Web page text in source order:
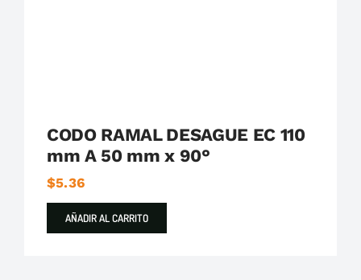
CODO RAMAL DESAGUE EC 110
mm A 50 mm x 90°
$5.36
AÑADIR AL CARRITO